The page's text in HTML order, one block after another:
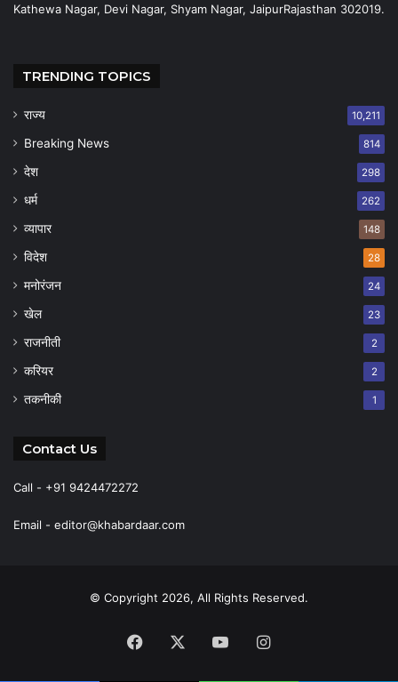
Kathewa Nagar, Devi Nagar, Shyam Nagar, JaipurRajasthan 302019.
TRENDING TOPICS
राज्य 10,211
Breaking News 814
देश 298
धर्म 262
व्यापार 148
विदेश 28
मनोरंजन 24
खेल 23
राजनीती 2
करियर 2
तकनीकी 1
Contact Us
Call - +91 9424472272
Email - editor@khabardaar.com
© Copyright 2026, All Rights Reserved.
Facebook YouTubeInstagram